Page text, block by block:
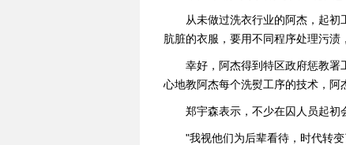
从未做过洗衣行业的阿杰，起
肮脏的衣服，要用不同程序处理污渍
幸好，阿杰得到特区政府惩教署
心地教阿杰每个洗熨工序的技术，阿
郑宇森表示，不少在囚人员起初
"我视他们为后辈看待，时代转